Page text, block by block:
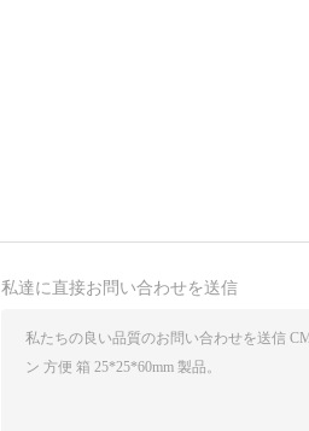
私達に直接お問い合わせを送信